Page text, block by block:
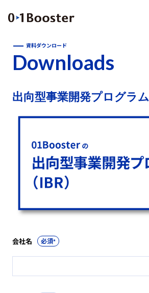
資料ダウンロード
Downloads
出向型事業開発プログラム
会社名 *